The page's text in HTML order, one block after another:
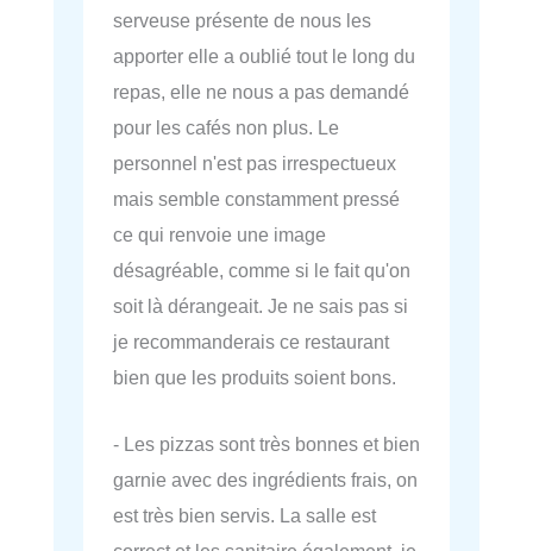
serveuse présente de nous les
apporter elle a oublié tout le long du
repas, elle ne nous a pas demandé
pour les cafés non plus. Le
personnel n'est pas irrespectueux
mais semble constamment pressé
ce qui renvoie une image
désagréable, comme si le fait qu'on
soit là dérangeait. Je ne sais pas si
je recommanderais ce restaurant
bien que les produits soient bons.
- Les pizzas sont très bonnes et bien
garnie avec des ingrédients frais, on
est très bien servis. La salle est